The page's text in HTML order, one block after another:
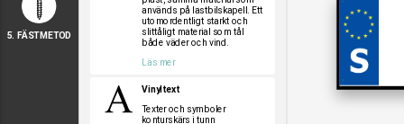
5. FÄSTMETOD
används på lastbilskapell. Ett
utomordentligt starkt och
slittåligt material som tål
både väder och vind.
Läs mer
Vinyltext
Texter och symboler
konturskärs i tunn